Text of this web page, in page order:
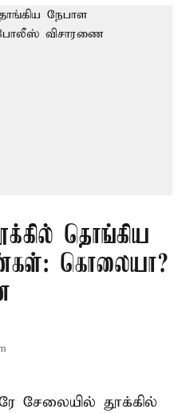
தொங்கிய
கொலையா?
சேலையில் தூக்கில்